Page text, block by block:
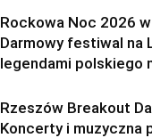
Rockowa Noc 2026
Darmowy festiwal na
legendami polskiego
Rzeszów Breakout
Koncerty i muzyczna